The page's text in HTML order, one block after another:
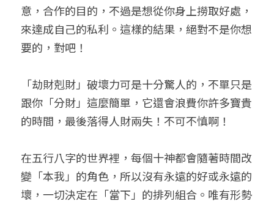
意，合作的目的，不過是想從你身上撈取好處，
來達成自己的私利。這樣的結果，絕對不是你想
要的，對吧！
「劫財剋財」破壞力可是十分驚人的，不單只是
跟你「分財」這麼簡單，它還會浪費你許多寶貴
的時間，最後落得人財兩失！不可不慎啊！
在五行八字的世界裡，每個十神都會隨著時間改
變「本我」的角色，所以沒有永遠的好或永遠的
壞，一切決定在「當下」的排列組合。唯有形勢